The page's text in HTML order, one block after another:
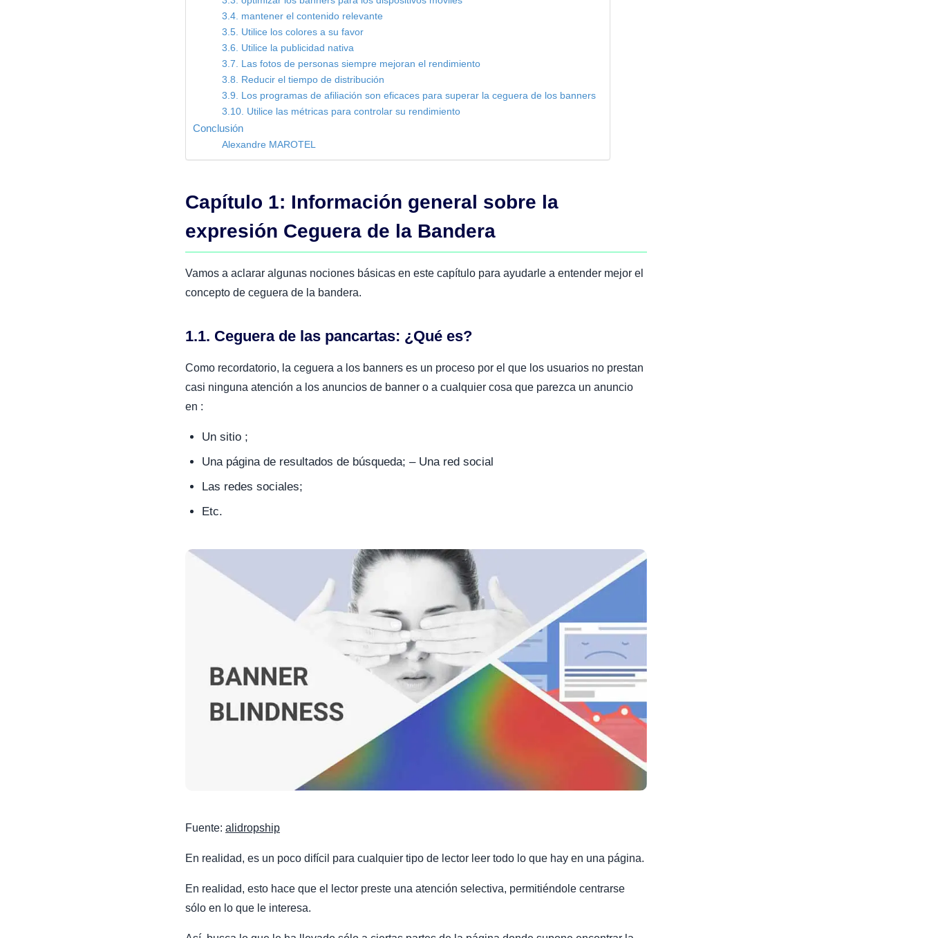
3.4. mantener el contenido relevante
3.5. Utilice los colores a su favor
3.6. Utilice la publicidad nativa
3.7. Las fotos de personas siempre mejoran el rendimiento
3.8. Reducir el tiempo de distribución
3.9. Los programas de afiliación son eficaces para superar la ceguera de los banners
3.10. Utilice las métricas para controlar su rendimiento
Conclusión
Alexandre MAROTEL
Capítulo 1: Información general sobre la
expresión Ceguera de la Bandera
Vamos a aclarar algunas nociones básicas en este capítulo para ayudarle a entender mejor el
concepto de ceguera de la bandera.
1.1. Ceguera de las pancartas: ¿Qué es?
Como recordatorio, la ceguera a los banners es un proceso por el que los usuarios no prestan
casi ninguna atención a los anuncios de banner o a cualquier cosa que parezca un anuncio
en :
Un sitio ;
Una página de resultados de búsqueda; – Una red social
Las redes sociales;
Etc.
Fuente: alidropship
En realidad, es un poco difícil para cualquier tipo de lector leer todo lo que hay en una página.
En realidad, esto hace que el lector preste una atención selectiva, permitiéndole centrarse
sólo en lo que le interesa.